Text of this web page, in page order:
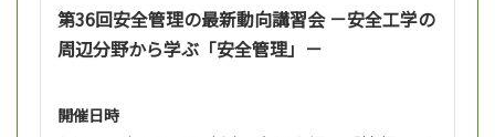
第36回安全管理の最新動向講習会 －安全工学の
周辺分野から学ぶ「安全管理」－
開催日時